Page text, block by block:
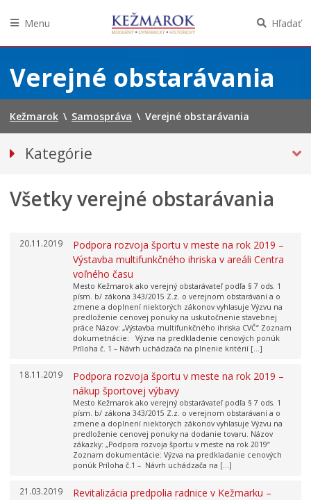
na
obsah
Menu Hľadať
Verejné obstarávania
Kežmarok \ Samospráva \ Verejné obstarávania
Kategórie
Vestník verejného obstarávania ÚVO
Všetky verejné obstarávania
20.11.2019
Podpora rozvoja športu v meste na rok 2019 –
Výstavba multifunkčného ihriska v areáli Centra
voľného času
Mesto Kežmarok ako verejný obstarávateľ podľa § 7 ods. 1
písm. b/ zákona 343/2015 Z.z. o verejnom obstarávaní a o
zmene a doplnení niektorých zákonov vyhlasuje Výzvu na
predloženie cenovej ponuky na uskutočnenie stavebnej
práce Názov: „Výstavba multifunkčného ihriska CVČ“ Zoznam
dokumetnácie: Výzva na predkladenie cenových ponúk
Príloha č. 1 – Návrh uchádzača na plnenie kritérií […]
18.11.2019
Podpora rozvoja športu v meste na rok 2019 –
nákup športovej výbavy
Mesto Kežmarok ako verejný obstarávateľ podľa § 7 ods. 1
písm. b/ zákona 343/2015 Z.z. o verejnom obstarávaní a o
zmene a doplnení niektorých zákonov vyhlasuje Výzvu na
predloženie cenovej ponuky na dodanie tovaru. Názov
zákazky: „Podpora rozvoja športu v meste na rok 2019“
Zoznam dokumentácie: Výzva na predkladanie cenových
ponúk Príloha č.1 – Návrh uchádzača na […]
21.03.2019
Revitalizácia predpolia radnice v Kežmarku –